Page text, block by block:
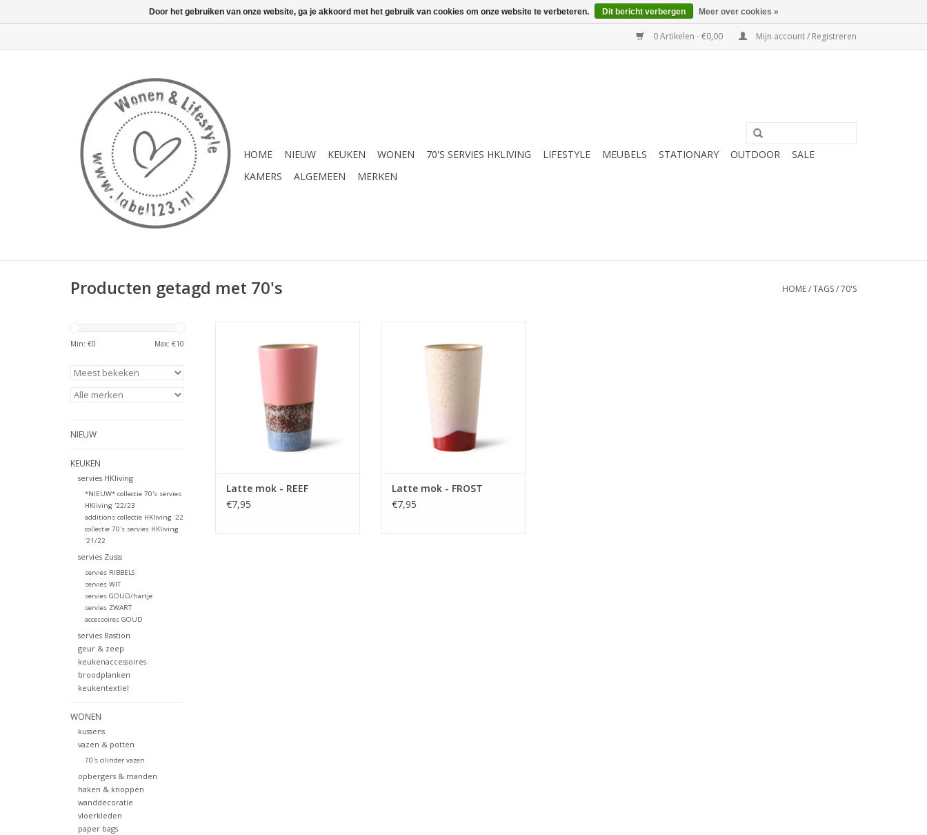
0 Artikelen - €0,00 Mijn account / Registreren
HOME NIEUW KEUKEN WONEN 70'S SERVIES HKLIVING LIFESTYLE MEUBELS STATIONARY OUTDOOR
SALE
KAMERS
ALGEMEEN MERKEN
Producten getagd met 70's HOME/TAGS/70'S
Min: €0 Max: €10
NIEUW
KEUKEN
servies HKliving
*NIEUW* collectie 70's servies
HKliving '22/23
additions collectie HKliving '22
collectie 70's servies HKliving
'21/22
servies Zusss
servies RIBBELS
servies WIT
servies GOUD/hartje
servies ZWART
accessoires GOUD
servies Bastion
geur & zeep
keukenaccessoires
broodplanken
keukentextiel
WONEN
kussens
vazen & potten
70's cilinder vazen
opbergers & manden
haken & knoppen
wanddecoratie
vloerkleden
paper bags
thee of latte macchiato van
TOEVOEGEN AAN WINKELWAGEN
Latte mok - REEF
€7,95
thee of latte macchiato van
HKliving
TOEVOEGEN AAN WINKELWAGEN
Latte mok - FROST
€7,95
Door het gebruiken van onze website, ga je akkoord met het gebruik van cookies om onze website te verbeteren. Dit bericht verbergen Meer over cookies »